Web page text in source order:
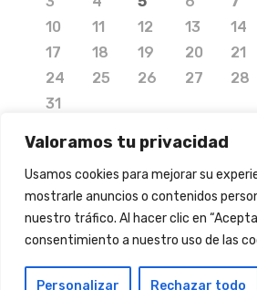
Valoramos tu privacidad
Usamos cookies para mejorar su
mostrarle anuncios o contenidos
nuestro tráfico. Al hacer clic en
consentimiento a nuestro uso de las
Personalizar Rechazar todo
10
11 12 13 14
17
18 19 20 21
24
25 26 27 28
31
© 2020 Copyright by
| Tots els drets reservats |